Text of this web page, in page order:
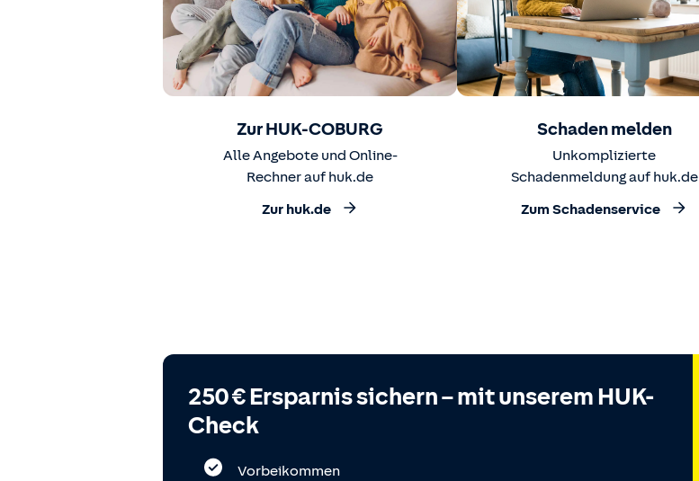
Zur HUK-COBURG
Alle Angebote und Online-
Rechner auf huk.de
Zur huk.de
Schaden melden
Unkomplizierte
Schadenmeldung auf huk.de
Zum Schadenservice
250 € Ersparnis sichern – mit unserem HUK-
Check
Vorbeikommen